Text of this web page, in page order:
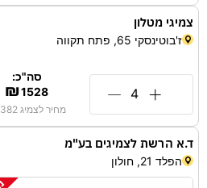
צמיגי מטלון
ז'בוטינסקי 65, פתח תקווה
סה"כ:
₪1528
מחיר לצמיג 382
ד.א הרשת לצמיגים בע"מ
הפלד 21, חולון